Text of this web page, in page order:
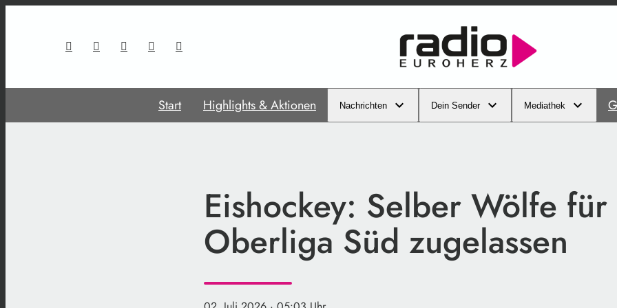
Start Highlights & Aktionen Nachrichten Dein Sender Mediathek
Eishockey: Selber Wölfe für
Oberliga Süd zugelassen